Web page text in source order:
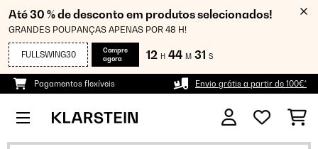
Até 30 % de desconto em produtos selecionados!
GRANDES POUPANÇAS APENAS POR 48 H!
FULLSWING30
Compre
agora
12 H 44 M 31 S
Pagamentos flexíveis Envio grátis a partir de 100€*